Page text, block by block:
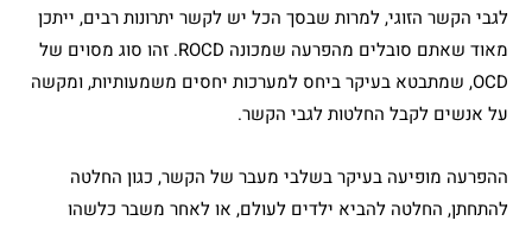
לגבי הקשר הזוגי, למרות שבסך הכל יש לקשר יתרונות רבים, ייתכן
מאוד שאתם סובלים מהפרעה שמכונה ROCD. זהו סוג מסוים של
OCD, שמתבטא בעיקר ביחס למערכות יחסים משמעותיות, ומקשה
על אנשים לקבל החלטות לגבי הקשר.
ההפרעה מופיעה בעיקר בשלבי מעבר של הקשר, כגון החלטה
להתחתן, החלטה להביא ילדים לעולם, או לאחר משבר כלשהו